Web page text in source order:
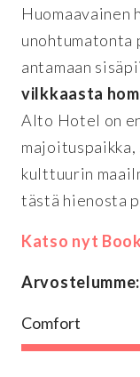
Huomaavainen
unohtumatonta
antamaan
vilkkaasta
Alto Hotel on
kulttuurin
tästä hienosta
Katso nyt
Arvostelumme:
Comfort